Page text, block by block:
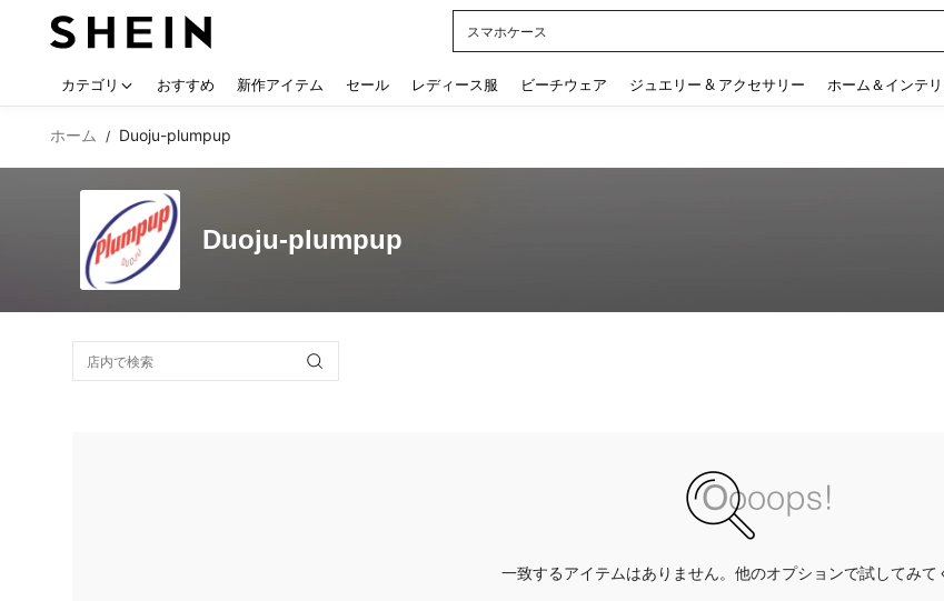
スマホケース
カテゴリ おすすめ 新作アイテム セール レディース服 ビーチウェア ジュエリー & アクセサリー ホーム＆インテ
ホーム / Duoju-plumpup
Duoju-plumpup
一致するアイテムはありません。他のオプションで試してみて